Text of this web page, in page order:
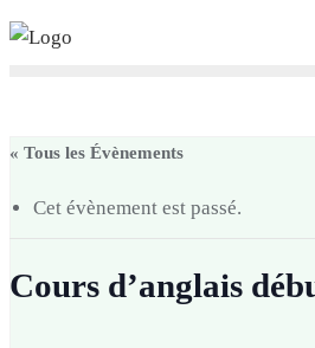
Skip
« Tous les Évènements
Cet évènement est passé.
Cours d’anglais